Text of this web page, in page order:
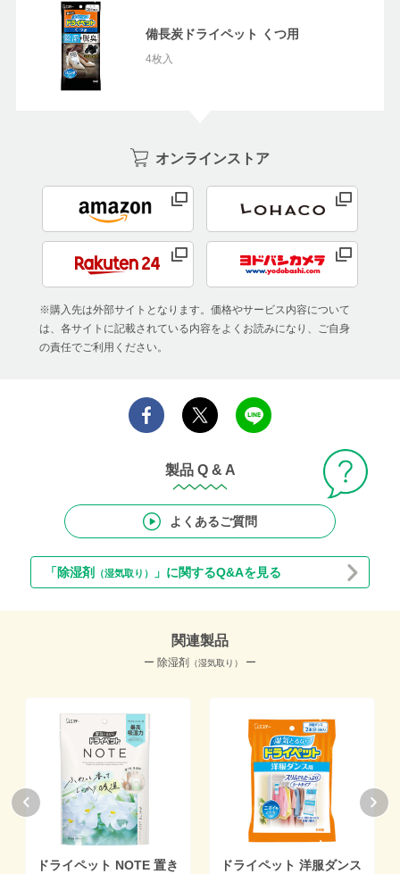
備長炭ドライペット くつ用
4枚入
オンラインストア
※購入先は外部サイトとなります。価格やサービス内容について
は、各サイトに記載されている内容をよくお読みになり、ご自身
の責任でご利用ください。
製品 Q & A
よくあるご質問
「除湿剤 （湿気取り） 」に関するQ&Aを見る
関連製品
ー 除湿剤 （湿気取り） ー
ドライペット NOTE 置き
ドライペット 洋服ダンス